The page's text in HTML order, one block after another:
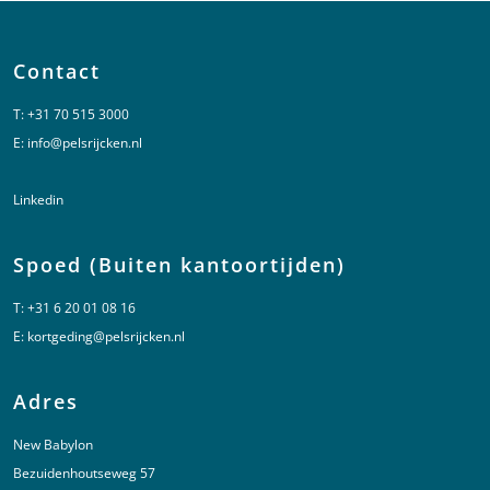
Contact
T:+31 70 515 3000
E: info@pelsrijcken.nl
Linkedin
Spoed (Buiten kantoortijden)
T:+31 6 20 01 08 16
E: kortgeding@pelsrijcken.nl
Adres
New Babylon
Bezuidenhoutseweg 57